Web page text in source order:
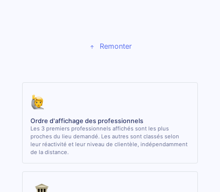
Remonter
Ordre d'affichage des professionnels
Les 3 premiers professionnels affichés sont les plus
proches du lieu demandé. Les autres sont classés selon
leur réactivité et leur niveau de clientèle, indépendamment
de la distance.